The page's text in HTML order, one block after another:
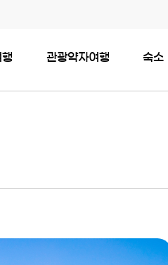
관광약자여행 숙소